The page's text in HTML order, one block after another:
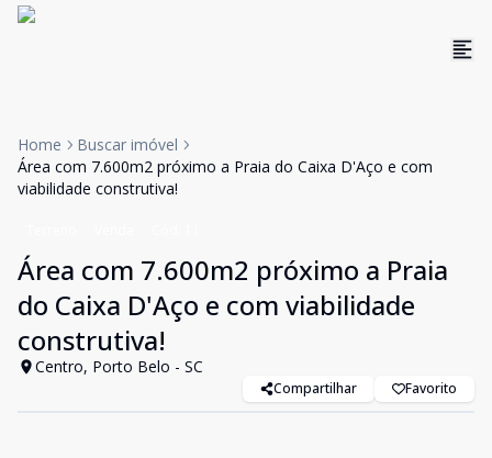
Home
Buscar imóvel
Área com 7.600m2 próximo a Praia do Caixa D'Aço e com
viabilidade construtiva!
Área com 7.600m2 próximo a Praia
do Caixa D'Aço e com viabilidade
construtiva!
Centro, Porto Belo - SC
Compartilhar Favorito